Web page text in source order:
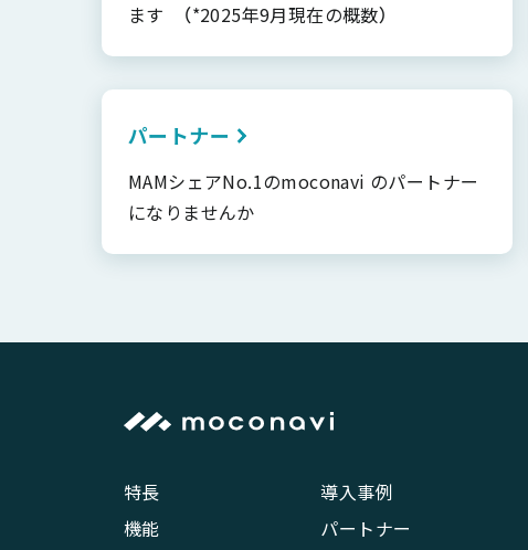
ます （*2025年9月現在の概数）
パートナー
MAMシェアNo.1のmoconavi のパートナー
になりませんか
特長
機能
導入事例
パートナー